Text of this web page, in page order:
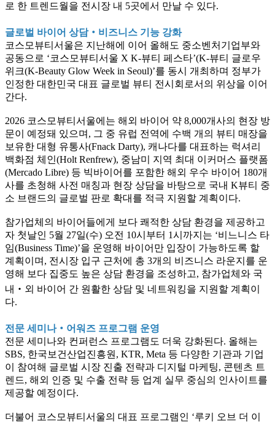
로 한 트렌드월을 전시장 내 5곳에서 만날 수 있다.
글로벌 바이어 상담‧비즈니스 기능 강화
코스모뷰티서울은 지난해에 이어 올해도 중소벤처기업부와
공동으로 ‘코스모뷰티서울 X K-뷰티 페스타’(K-뷰티 글로우
위크(K-Beauty Glow Week in Seoul)’를 동시 개최하며 정부가
인정한 대한민국 대표 글로벌 뷰티 전시회로서의 위상을 이어
간다.
2026 코스모뷰티서울에는 해외 바이어 약 8,000개사의 현장 방
문이 예정돼 있으며, 그 중 유럽 전역에 수백 개의 뷰티 매장을
보유한 대형 유통사(Fnack Darty), 캐나다를 대표하는 럭셔리
백화점 체인(Holt Renfrew), 중남미 지역 최대 이커머스 플랫폼
(Mercado Libre) 등 빅바이어를 포함한 해외 우수 바이어 180개
사를 초청해 사전 매칭과 현장 상담을 바탕으로 국내 K뷰티 중
소 브랜드의 글로벌 판로 확대를 적극 지원할 계획이다.
참가업체의 바이어들에게 보다 쾌적한 상담 환경을 제공하고
자 첫날인 5월 27일(수) 오전 10시부터 1시까지는 ‘비느니스 타
임(Business Time)’을 운영해 바이어만 입장이 가능하도록 할
계획이며, 전시장 입구 근처에 총 3개의 비즈니스 라운지를 운
영해 보다 집중도 높은 상담 환경을 조성하고, 참가업체와 국
내‧외 바이어 간 원활한 상담 및 네트워킹을 지원할 계획이
다.
전문 세미나‧어워즈 프로그램 운영
전문 세미나와 컨퍼런스 프로그램도 더욱 강화된다. 올해는
SBS, 한국보건산업진흥원, KTR, Meta 등 다양한 기관과 기업
이 참여해 글로벌 시장 진출 전략과 디지털 마케팅, 콘텐츠 트
렌드, 해외 인증 및 수출 전략 등 업계 실무 중심의 인사이트를
제공할 예정이다.
더불어 코스모뷰티서울의 대표 프로그램인 ‘루키 오브 더 이